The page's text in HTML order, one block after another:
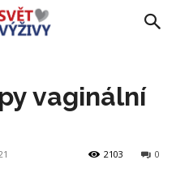
vaginální
0
2103